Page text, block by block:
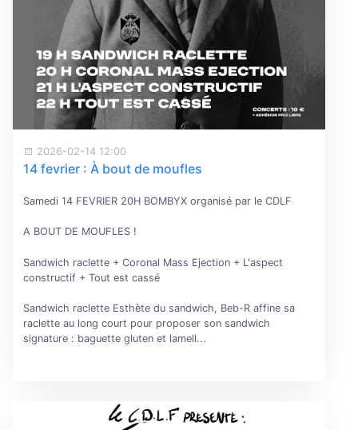
2026-02-14 12:00
14 fevrier : À bout de moufles
Samedi 14 FEVRIER 20H BOMBYX organisé par le CDLF
A BOUT DE MOUFLES !
Sandwich raclette + Coronal Mass Ejection + L'aspect
constructif + Tout est cassé
Sandwich raclette Esthète du sandwich, Beb-R affine sa
raclette au long court pour proposer son sandwich
signature : baguette gluten et lamell...